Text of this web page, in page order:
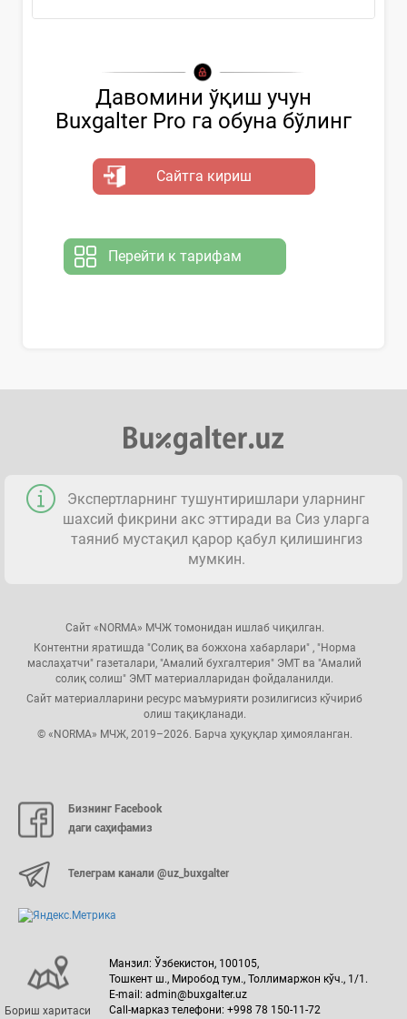
Давомини ўқиш учун
Buxgalter Pro га обуна бўлинг
Сайтга кириш
Перейти к тарифам
Экспертларнинг тушунтиришлари уларнинг
шахсий фикрини акс эттиради ва Сиз уларга
таяниб мустақил қарор қабул қилишингиз
мумкин.
Сайт «NORMA» МЧЖ томонидан ишлаб чиқилган.
Контентни яратишда "Солиқ ва божхона хабарлари" , "Норма
маслаҳатчи" газеталари, "Амалий бухгалтерия" ЭМТ ва "Амалий
солиқ солиш" ЭМТ материалларидан фойдаланилди.
Сайт материалларини ресурс маъмурияти розилигисиз кўчириб
олиш тақиқланади.
© «NORMA» МЧЖ, 2019–2026. Барча ҳуқуқлар ҳимояланган.
Бизнинг Facebook
даги саҳифамиз
Телеграм канали @uz_buxgalter
Бориш харитаси
Манзил: Ўзбекистон, 100105,
Тошкент ш., Миробод тум., Толлимаржон кўч., 1/1.
E-mail: admin@buxgalter.uz
Call-марказ телефони: +998 78 150-11-72